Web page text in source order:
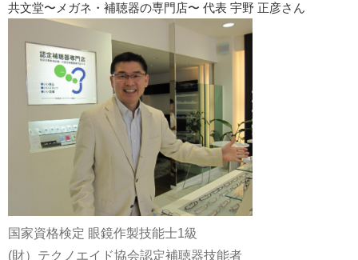
共文堂〜メガネ・補聴器の専門店〜 代表 宇野 正彦さん
国家資格検定 眼鏡作製技能士1級
(財）テクノエイド協会認定補聴器技能者